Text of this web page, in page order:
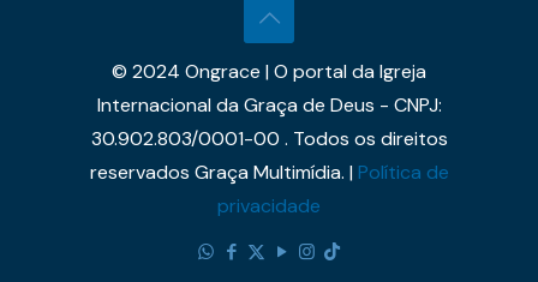
© 2024 Ongrace | O portal da Igreja
Internacional da Graça de Deus - CNPJ:
30.902.803/0001-00 . Todos os direitos
reservados Graça Multimídia. |Política de
privacidade